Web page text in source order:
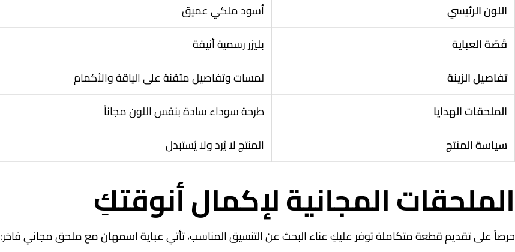
اللون الرئيسي
أسود ملكي عميق
قَصّة العباية
بليزر رسمية أنيقة
تفاصيل الزينة
لمسات وتفاصيل متقنة على الياقة والأكمام
الملحقات الهدايا
طرحة سوداء سادة بنفس اللون مجاناً
سياسة المنتج
المنتج لا يُرد ولا يُستبدل
الملحقات المجانية لإكمال أنوقتكِ
حرصاً على تقديم قطعة متكاملة توفر عليكِ عناء البحث عن التنسيق المناسب، تأتيعباية اسمهانمع ملحق مجاني فاخر: